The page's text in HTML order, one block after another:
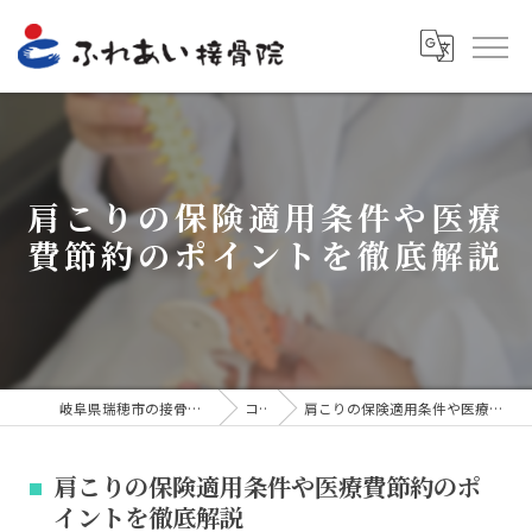
肩こりの保険適用条件や医療
費節約のポイントを徹底解説
岐阜県瑞穂市の接骨院ならふれあい接骨院 コラム 肩こりの保険適用条件や医療費節約のポイントを徹底解説
肩こりの保険適用条件や医療費節約のポ
イントを徹底解説